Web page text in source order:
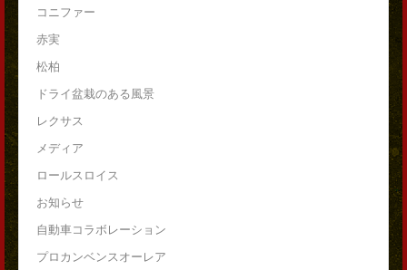
コニファー
赤実
松柏
ドライ盆栽のある風景
レクサス
メディア
ロールスロイス
お知らせ
自動車コラボレーション
プロカンベンスオーレア